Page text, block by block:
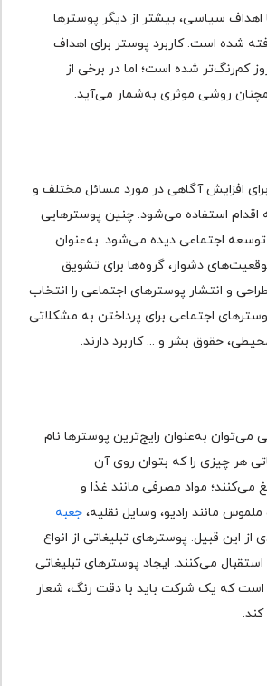
اهداف سیاسی، بیشتر از دیگر پوسترها
شده است. کاربرد پوستر برای اهداف
کم‌رنگ‌تر شده است؛ اما در برخی از
روشی موثری به‌شمار می‌آید.
افزایش آگاهی در مورد مسائل مختلف و
اقدام استفاده می‌شود. چنین پوسترهایی
اجتماعی دیده می‌شود. به‌عنوان
دشوار، گروه‌ها برای تشویق
و انتشار پوسترهای اجتماعی را انتخاب
اجتماعی برای پرداختن به مشکلاتی
حقوق بشر و ... کاربرد دارند.
می‌توان به‌عنوان رایج‌ترین پوسترها نام
هر چیزی را که بتوان روی آن
می‌کنند؛ مواد مصرفی مانند غذا و
مانند رادیو، وسایل نقلیه، جعبه
از این قبیل. پوسترهای تبلیغاتی از انواع
می‌کنند. ایجاد پوسترهای تبلیغاتی
است که یک شرکت باید با دقت رنگ، شعار